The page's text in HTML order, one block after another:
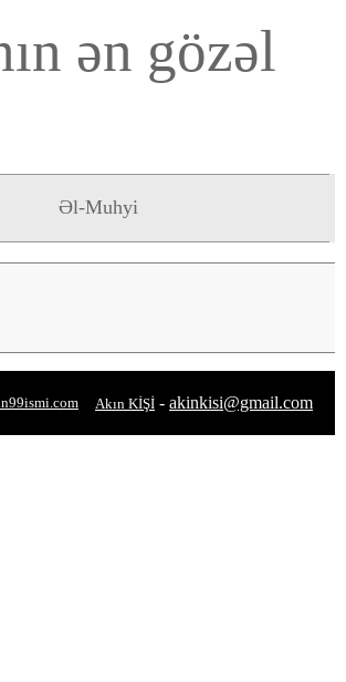
ən gözəl
Əl-Muhyi
Akın KİŞİ - akinkisi@gmail.com